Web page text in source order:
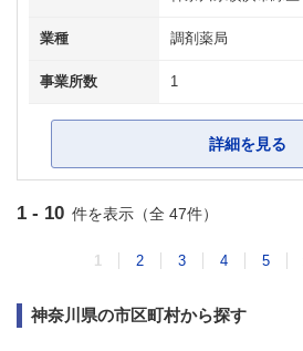
業種 調剤薬局
事業所数 1
詳細を見る
1 - 10 件を表示（全 47件）
1 2 3 4 5
神奈川県の市区町村から探す